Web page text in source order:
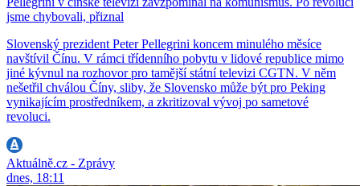
jsme chybovali, přiznal
Slovenský prezident Peter Pellegrini koncem minulého měsíce
navštívil Čínu. V rámci třídenního pobytu v lidové republice mimo
jiné kývnul na rozhovor pro tamější státní televizi CGTN. V něm
nešetřil chválou Číny, sliby, že Slovensko může být pro Peking
vynikajícím prostředníkem, a zkritizoval vývoj po sametové
revoluci.
Aktuálně.cz - Zprávy
dnes, 18:11